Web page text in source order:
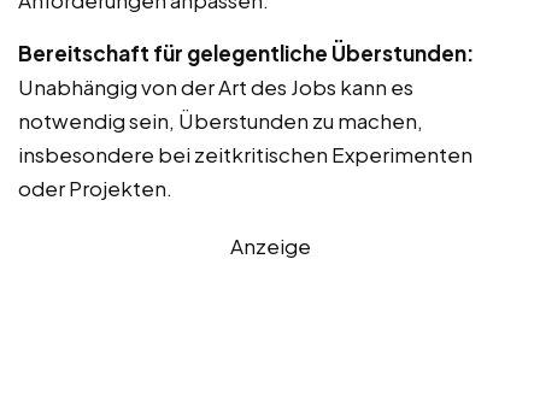
Bereitschaft für gelegentliche Überstunden:
Unabhängig von der Art des Jobs kann es
notwendig sein, Überstunden zu machen,
insbesondere bei zeitkritischen Experimenten
oder Projekten.
Anzeige